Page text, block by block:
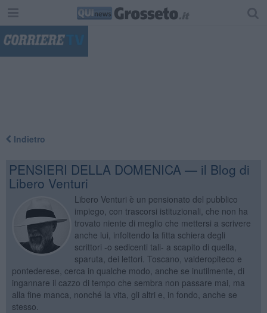
Indietro
PENSIERI DELLA DOMENICA — il Blog di
Libero Venturi
Libero Venturi è un pensionato del pubblico
impiego, con trascorsi istituzionali, che non ha
trovato niente di meglio che mettersi a scrivere
anche lui, infoltendo la fitta schiera degli
scrittori -o sedicenti tali- a scapito di quella,
sparuta, dei lettori. Toscano, valderopiteco e
pontederese, cerca in qualche modo, anche se inutilmente, di
ingannare il cazzo di tempo che sembra non passare mai, ma
alla fine manca, nonché la vita, gli altri e, in fondo, anche se
stesso.